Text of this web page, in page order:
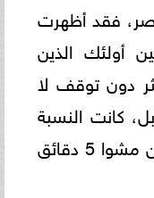
فقد أظهرت
أولئك الذين
أو أكثر دون توقف لا
كانت النسبة
تصل إلى 4.36% لأولئك الذين مشوا 5 دقائق